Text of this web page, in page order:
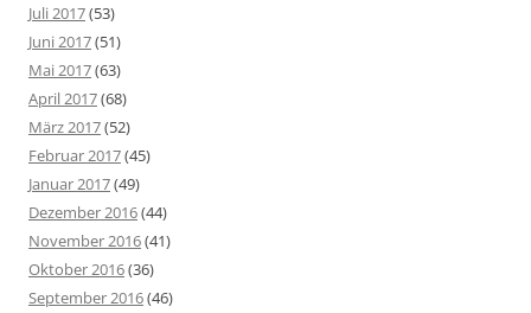
Juli 2017(53)
Juni 2017(51)
Mai 2017(63)
April 2017(68)
März 2017(52)
Februar 2017(45)
Januar 2017(49)
Dezember 2016(44)
November 2016(41)
Oktober 2016(36)
September 2016(46)